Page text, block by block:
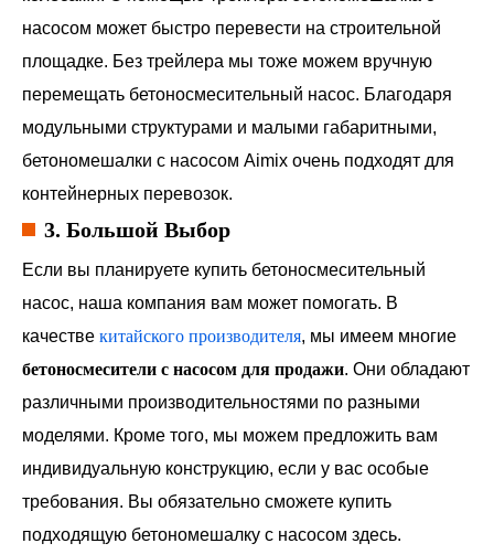
насосом может быстро перевести на строительной
площадке. Без трейлера мы тоже можем вручную
перемещать бетоносмесительный насос. Благодаря
модульными структурами и малыми габаритными,
бетономешалки с насосом Aimix очень подходят для
контейнерных перевозок.
3. Большой Выбор
Если вы планируете купить бетоносмесительный
насос, наша компания вам может помогать. В
качестве китайского производителя, мы имеем многие
бетоносмесители с насосом для продажи. Они обладают
различными производительностями по разными
моделями. Кроме того, мы можем предложить вам
индивидуальную конструкцию, если у вас особые
требования. Вы обязательно сможете купить
подходящую бетономешалку с насосом здесь.